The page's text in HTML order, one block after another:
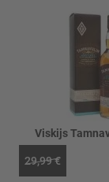
29,99 €